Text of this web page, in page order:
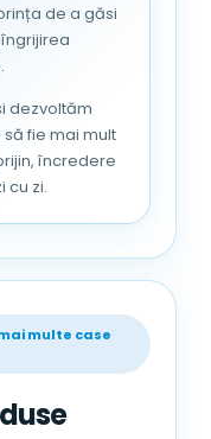
de a găsi
dezvoltăm
fie mai mult
încredere
cu zi.
multe case